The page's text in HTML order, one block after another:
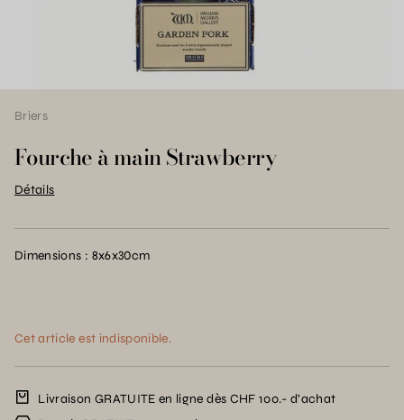
Briers
Fourche à main Strawberry
Détails
Dimensions : 8x6x30cm
Cet article est indisponible.
Livraison GRATUITE en ligne dès CHF 100.- d’achat